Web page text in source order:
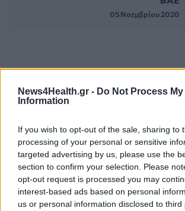
News4Health.gr - Do Not Process My
Information
If you wish to opt-out of the sale, sharing to
processing of your personal or sensitive
targeted advertising by us, please use the
section to confirm your selection. Please
opt-out request is processed you may
interest-based ads based on personal
us or personal information disclosed to
05 Νοεμβρίου 2020
ΣΧΕΤΙΚΑ